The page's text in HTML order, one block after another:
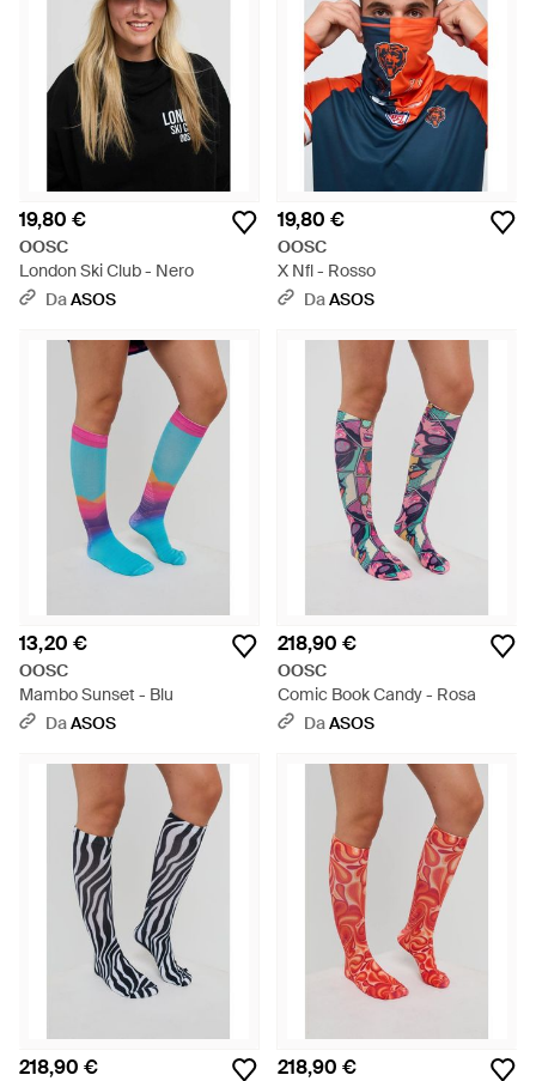
19,80 €
OOSC
London Ski Club - Nero
DaASOS
19,80 €
OOSC
X Nfl - Rosso
DaASOS
13,20 €
OOSC
Mambo Sunset - Blu
DaASOS
218,90 €
OOSC
Comic Book Candy - Rosa
DaASOS
218,90 € 218,90 €